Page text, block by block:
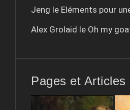
Jeng le Eléments pour
Alex Grolaid le Oh my
Pages et Articles